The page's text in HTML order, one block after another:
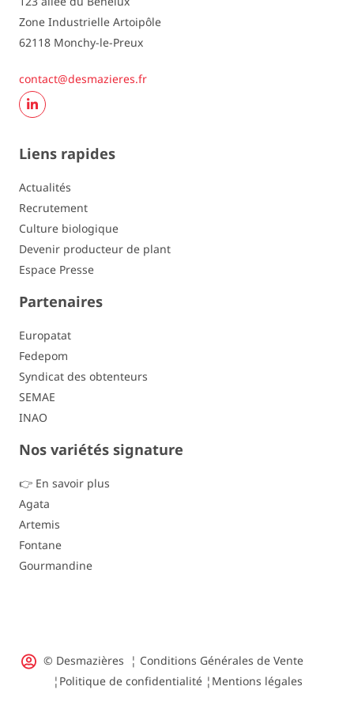
Erwinia
Galle verruqueuse F1
Galle verruqueuse F6
Galle verruqueuse F18
Nématode doré Ro 1/4
Nématode doré Ro 2/3
Nématode blanc Pa 2
Nématode blanc Pa 3
Zone Industrielle Artoipôle
62118 Monchy-le-Preux
contact@desmazieres.fr
Liens rapides
Actualités
Recrutement
Culture biologique
Devenir producteur de plant
Espace Presse
Partenaires
Europatat
Fedepom
Syndicat des obtenteurs
SEMAE
INAO
Nos variétés signature
👉 En savoir plus
Agata
Artemis
Fontane
Gourmandine
© Desmazières ¦ Conditions Générales de Vente
¦ Politique de confidentialité ¦ Mentions légales